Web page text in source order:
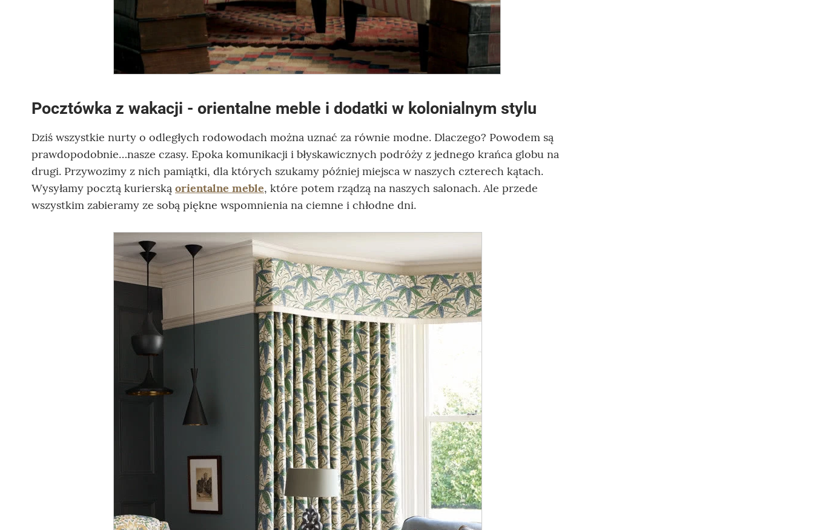
Pocztówka z wakacji - orientalne meble i dodatki w kolonialnym stylu
Dziś wszystkie nurty o odległych rodowodach można uznać za równie modne. Dlaczego? Powodem są
prawdopodobnie…nasze czasy. Epoka komunikacji i błyskawicznych podróży z jednego krańca globu na
drugi. Przywozimy z nich pamiątki, dla których szukamy później miejsca w naszych czterech kątach.
Wysyłamy pocztą kurierską orientalne meble, które potem rządzą na naszych salonach. Ale przede
wszystkim zabieramy ze sobą piękne wspomnienia na ciemne i chłodne dni.